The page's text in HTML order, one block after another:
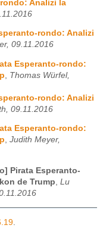
Analizi la
rondo: Analizi
09.11.2016
Esperanto-rondo:
Thomas Würfel,
rondo: Analizi
09.11.2016
Esperanto-rondo:
, Judith Meyer,
Pirata Esperanto-
de Trump
Lu
.